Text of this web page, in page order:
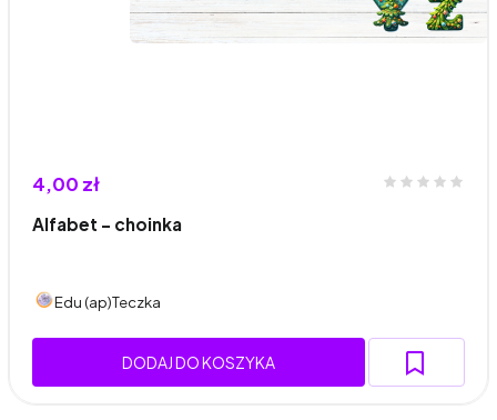
4,00 zł
Alfabet - choinka
Edu (ap)Teczka
DODAJ DO KOSZYKA